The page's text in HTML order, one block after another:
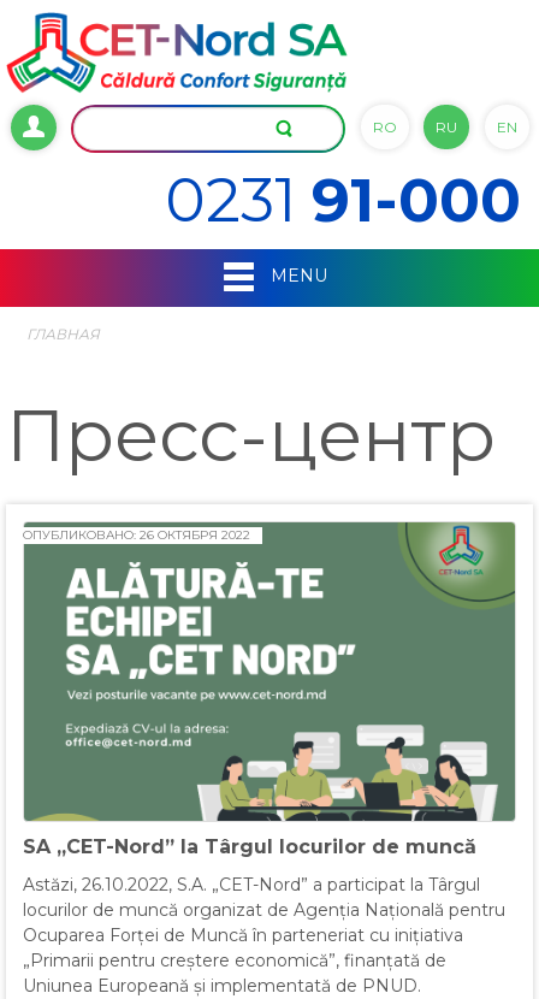
RO RU EN
0231 91-000
MENU
ГЛАВНАЯ
Пресс-центр
SA „CET-Nord” la Târgul locurilor de muncă
ОПУБЛИКОВАНО: 26 ОКТЯБРЯ 2022
Astăzi, 26.10.2022, S.A. „CET-Nord” a participat la Târgul
locurilor de muncă organizat de Agenția Națională pentru
Ocuparea Forței de Muncă în parteneriat cu inițiativa
„Primarii pentru creștere economică”, finanțată de
Uniunea Europeană și implementată de PNUD.